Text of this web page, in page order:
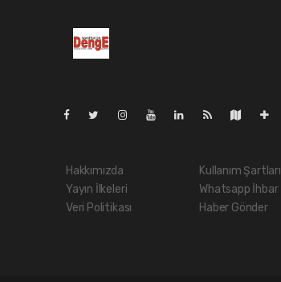
Hakkımızda
Yayın İlkeleri
Veri Politikası
Kullanım Şartları
Whatsapp İhbar
Haber Gönder